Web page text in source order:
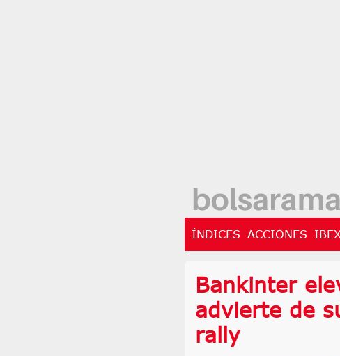
ÍNDICES ACCIONES
Bankinter
advierte de
rally